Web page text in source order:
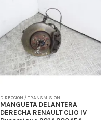
DIRECCION / TRANSMISION
MANGUETA DELANTERA
DERECHA RENAULT CLIO IV